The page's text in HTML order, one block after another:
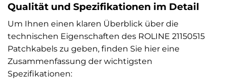
Qualität und Spezifikationen im Detail
Um Ihnen einen klaren Überblick über die
technischen Eigenschaften des ROLINE 21150515
Patchkabels zu geben, finden Sie hier eine
Zusammenfassung der wichtigsten
Spezifikationen: